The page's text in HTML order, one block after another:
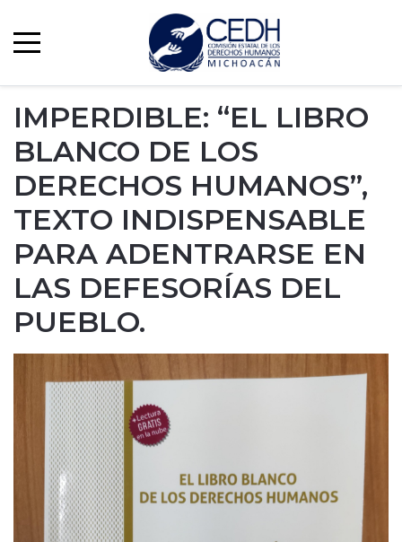
IMPERDIBLE: “EL LIBRO
BLANCO DE LOS
DERECHOS HUMANOS”,
TEXTO INDISPENSABLE
PARA ADENTRARSE EN
LAS DEFESORÍAS DEL
PUEBLO.